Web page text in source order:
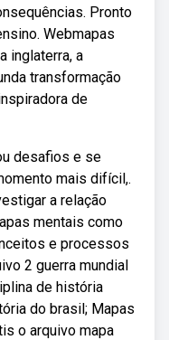
Pronto
Webmapas
inglaterra, a
transformação
de
desafios e se
mais difícil,.
a relação
mentais como
e processos
2 guerra mundial
de história
do brasil; Mapas
o arquivo mapa